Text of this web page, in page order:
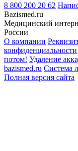
8 800 200 20 62
Bazismed.ru
Медицинский
России
О компании
конфиденциальности
потом! Удаление
bazismed.ru Система
Полная версия сайта